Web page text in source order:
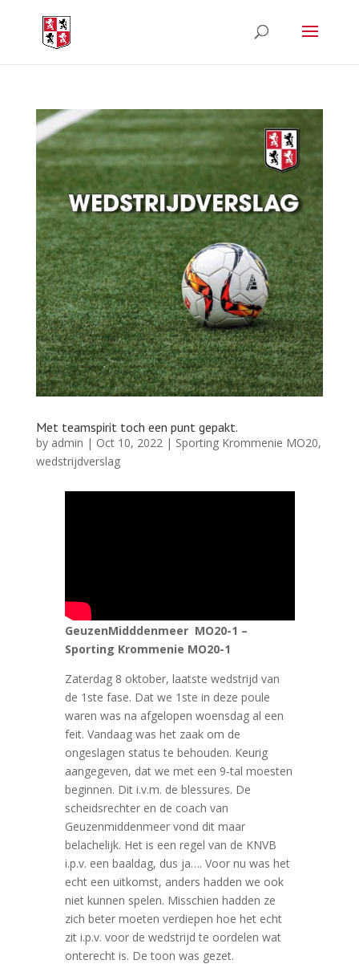
Met teamspirit toch een punt gepakt.
by admin | Oct 10, 2022| Sporting Krommenie MO20,
wedstrijdverslag
GeuzenMidddenmeer MO20-1 –
Sporting Krommenie MO20-1
Zaterdag 8 oktober, laatste wedstrijd van
de 1ste fase. Dat we 1ste in deze poule
waren was na afgelopen woensdag al een
feit. Vandaag was het zaak om de
ongeslagen status te behouden. Keurig
aangegeven, dat we met een 9-tal moesten
beginnen. Dit i.v.m. de blessures. De
scheidsrechter en de coach van
Geuzenmiddenmeer vond dit maar
belachelijk. Het is een regel van de KNVB
i.p.v. een baaldag, dus ja…. Voor nu was het
echt een uitkomst, anders hadden we ook
niet kunnen spelen. Misschien hadden ze
zich beter moeten verdiepen hoe het echt
zit i.p.v. voor de wedstrijd te oordelen wat
onterecht is. De toon was gezet.